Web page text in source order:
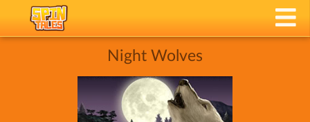
Night Wolves